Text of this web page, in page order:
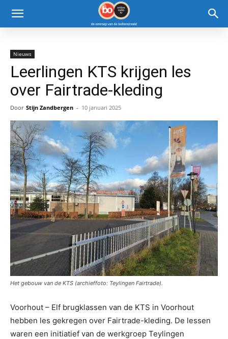
Nieuws
Leerlingen KTS krijgen les
over Fairtrade-kleding
Door Stijn Zandbergen - 10 januari 2025
Het gebouw van de KTS (archieffoto: Teylingen Fairtrade).
Voorhout – Elf brugklassen van de KTS in Voorhout
hebben les gekregen over Fairtrade-kleding. De lessen
waren een initiatief van de werkgroep Teylingen